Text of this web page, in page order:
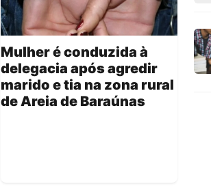
Mulher é conduzida à
delegacia após agredir
marido e tia na zona rural
de Areia de Baraúnas